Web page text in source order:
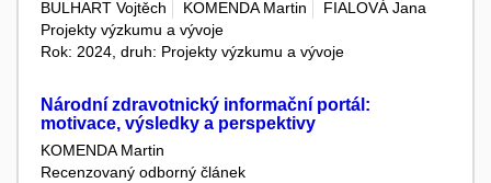
BULHART Vojtěch
KOMENDA Martin
FIALOVÁ Jana
Projekty výzkumu a vývoje
Rok: 2024, druh: Projekty výzkumu a vývoje
Národní zdravotnický informační portál:
motivace, výsledky a perspektivy
KOMENDA Martin
Recenzovaný odborný článek